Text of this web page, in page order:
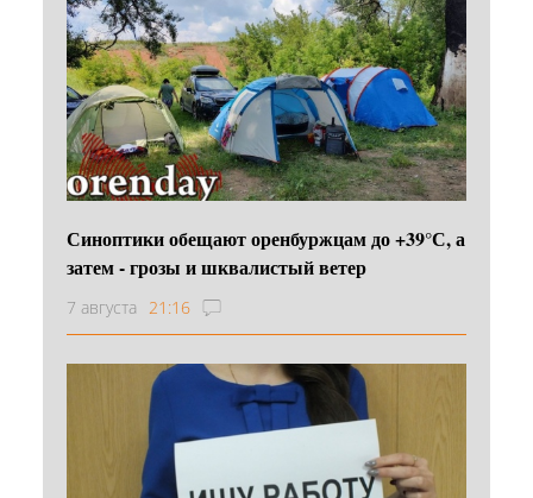
Синоптики обещают оренбуржцам до +39°С, а
затем - грозы и шквалистый ветер
7 августа 21:16